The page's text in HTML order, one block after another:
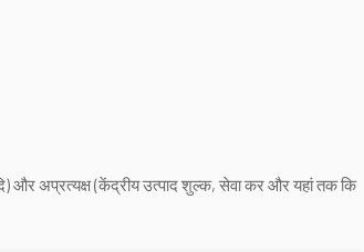
और अप्रत्यक्ष (केंद्रीय उत्पाद शुल्क, सेवा कर और यहां तक ​​कि